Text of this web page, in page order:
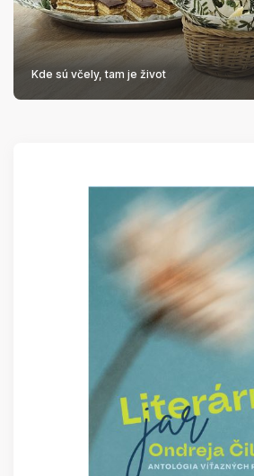
Kde sú včely, tam je život